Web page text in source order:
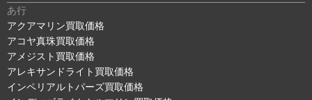
あ行
アクアマリン買取価格
アコヤ真珠買取価格
アメジスト買取価格
アレキサンドライト買取価格
インペリアルトパーズ買取価格